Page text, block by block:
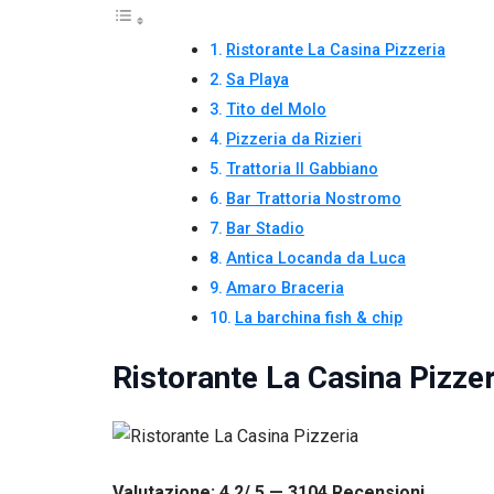
Ristorante La Casina Pizzeria
Sa Playa
Tito del Molo
Pizzeria da Rizieri
Trattoria Il Gabbiano
Bar Trattoria Nostromo
Bar Stadio
Antica Locanda da Luca
Amaro Braceria
La barchina fish & chip
Ristorante La Casina